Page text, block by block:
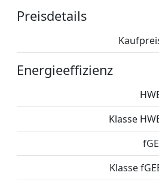
Preisdetails
Energieeffizienz
Klasse
Klasse